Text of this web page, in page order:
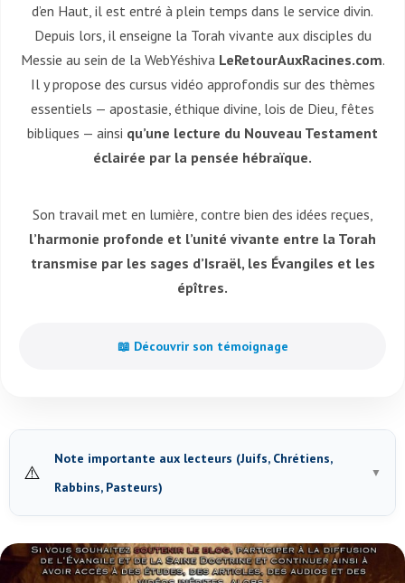
d’en Haut, il est entré à plein temps dans le service divin.
Depuis lors, il enseigne la Torah vivante aux disciples du
Messie au sein de la WebYéshiva LeRetourAuxRacines.com.
Il y propose des cursus vidéo approfondis sur des thèmes
essentiels — apostasie, éthique divine, lois de Dieu, fêtes
bibliques — ainsi qu’une lecture du Nouveau Testament
éclairée par la pensée hébraïque.
Son travail met en lumière, contre bien des idées reçues,
l’harmonie profonde et l’unité vivante entre la Torah
transmise par les sages d’Israël, les Évangiles et les
épîtres.
📖 Découvrir son témoignage
⚠️
Note importante aux lecteurs (Juifs, Chrétiens,
Rabbins, Pasteurs)
▼